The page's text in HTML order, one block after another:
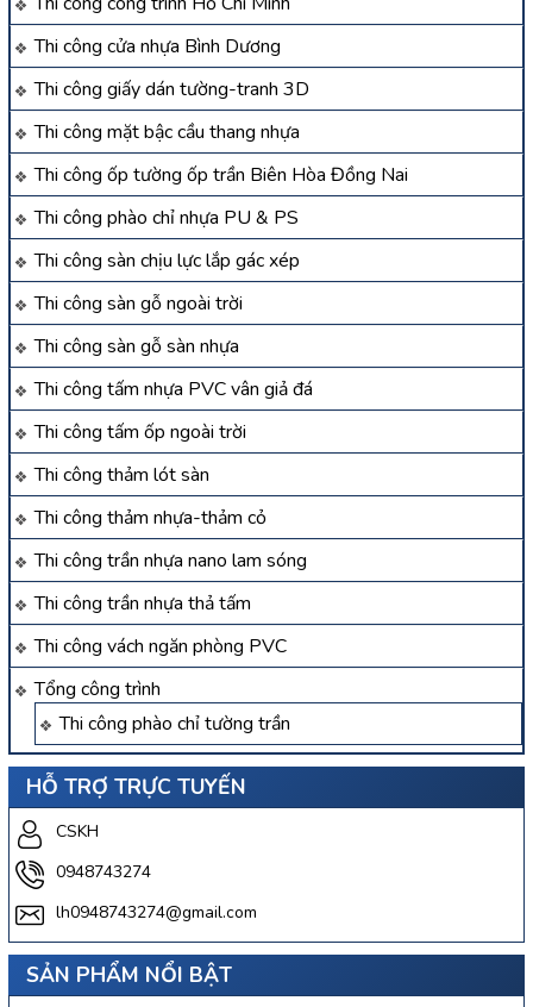
Thi công cửa nhựa Bình Dương
Thi công giấy dán tường-tranh 3D
Thi công mặt bậc cầu thang nhựa
Thi công ốp tường ốp trần Biên Hòa Đồng Nai
Thi công phào chỉ nhựa PU & PS
Thi công sàn chịu lực lắp gác xép
Thi công sàn gỗ ngoài trời
Thi công sàn gỗ sàn nhựa
Thi công tấm nhựa PVC vân giả đá
Thi công tấm ốp ngoài trời
Thi công thảm lót sàn
Thi công thảm nhựa-thảm cỏ
Thi công trần nhựa nano lam sóng
Thi công trần nhựa thả tấm
Thi công vách ngăn phòng PVC
Tổng công trình
Thi công phào chỉ tường trần
HỖ TRỢ TRỰC TUYẾN
CSKH
0948743274
lh0948743274@gmail.com
SẢN PHẨM NỔI BẬT